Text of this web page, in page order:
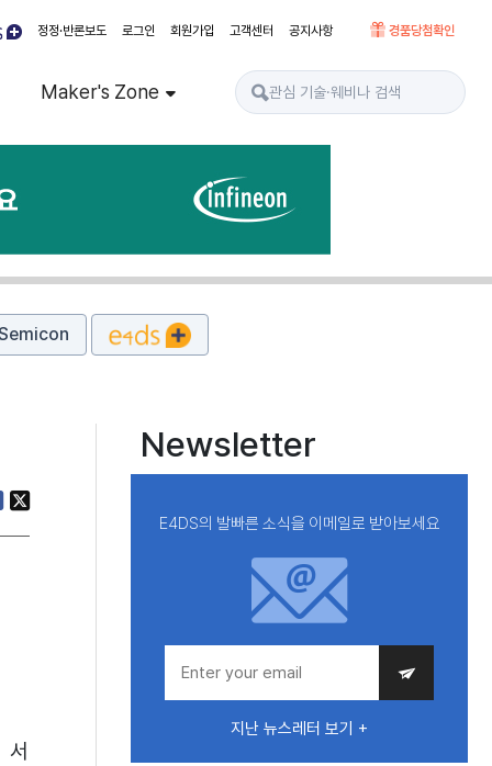
정정·반론보도 로그인 회원가입 고객센터 공지사항 경품당첨확인
Maker's Zone
Newsletter
E4DS의 발빠른 소식을 이메일로 받아보세요
지난 뉴스레터 보기 +